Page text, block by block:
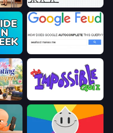
High School Teacher Simulator Hangman